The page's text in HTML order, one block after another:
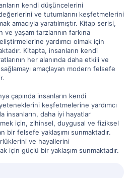
kendi düşüncelerini
ve tutumlarını keşfetmelerini
amacıyla yaratılmıştır. Kitap serisi,
yaşam tarzlarının farkına
yardımcı olmak için
Kitapta, insanların kendi
her alanında daha etkili ve
sağlamayı amaçlayan modern felsefe
çapında insanların kendi
keşfetmelerine yardımcı
insanların, daha iyi hayatlar
için, zihinsel, duygusal ve fiziksel
bir felsefe yaklaşımı sunmaktadır.
ve hayallerini
için güçlü bir yaklaşım sunmaktadır.